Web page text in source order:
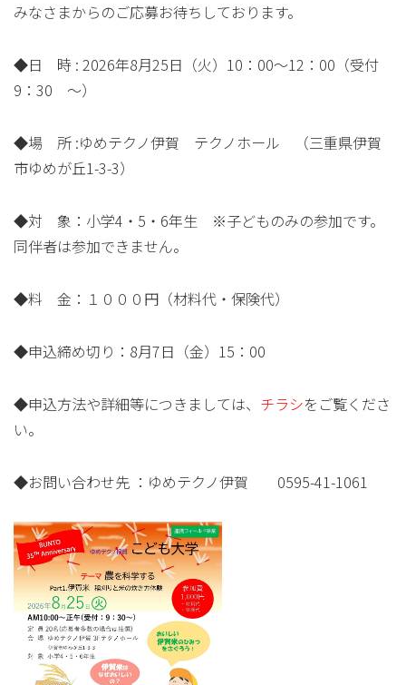
みなさまからのご応募お待ちしております。
◆日 時 : 2026年8月25日（火）10：00～12：00（受付
9：30 ～）
◆場 所 :ゆめテクノ伊賀 テクノホール （三重県伊賀
市ゆめが丘1-3-3）
◆対 象：小学4・5・6年生 ※子どものみの参加です。
同伴者は参加できません。
◆料 金：１０００円（材料代・保険代）
◆申込締め切り：8月7日（金）15：00
◆申込方法や詳細等につきましては、 チラシをご覧くださ
い。
◆お問い合わせ先 ：ゆめテクノ伊賀 0595-41-1061